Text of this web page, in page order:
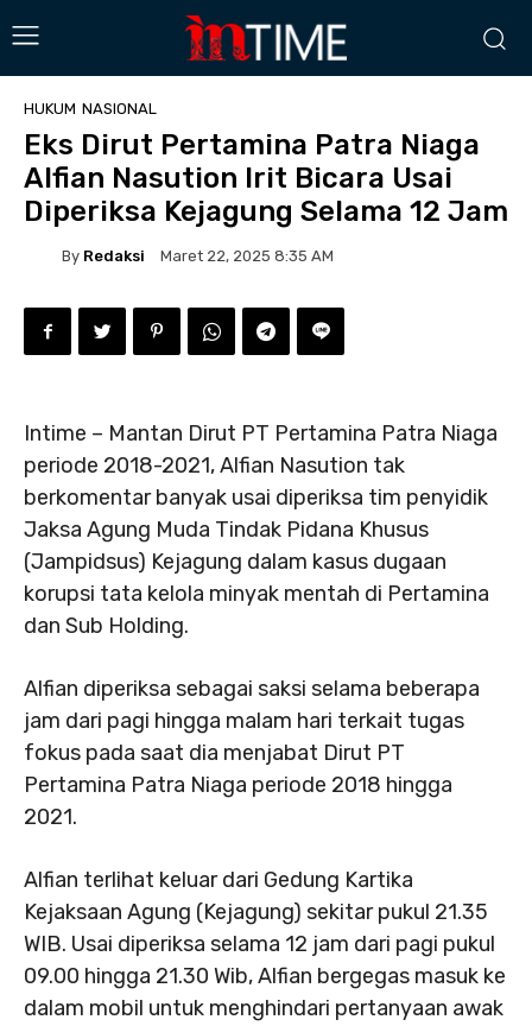
HUKUM NASIONAL
Eks Dirut Pertamina Patra Niaga
Alfian Nasution Irit Bicara Usai
Diperiksa Kejagung Selama 12 Jam
By Redaksi Maret 22, 2025 8:35 AM
Intime – Mantan Dirut PT Pertamina Patra Niaga
periode 2018-2021, Alfian Nasution tak
berkomentar banyak usai diperiksa tim penyidik
Jaksa Agung Muda Tindak Pidana Khusus
(Jampidsus) Kejagung dalam kasus dugaan
korupsi tata kelola minyak mentah di Pertamina
dan Sub Holding.
Alfian diperiksa sebagai saksi selama beberapa
jam dari pagi hingga malam hari terkait tugas
fokus pada saat dia menjabat Dirut PT
Pertamina Patra Niaga periode 2018 hingga
2021.
Alfian terlihat keluar dari Gedung Kartika
Kejaksaan Agung (Kejagung) sekitar pukul 21.35
WIB. Usai diperiksa selama 12 jam dari pagi pukul
09.00 hingga 21.30 Wib, Alfian bergegas masuk ke
dalam mobil untuk menghindari pertanyaan awak